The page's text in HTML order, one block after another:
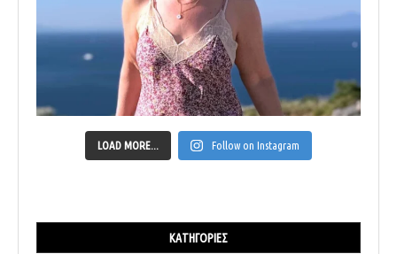
LOAD MORE... Follow on Instagram
ΚΑΤΗΓΟΡΊΕΣ